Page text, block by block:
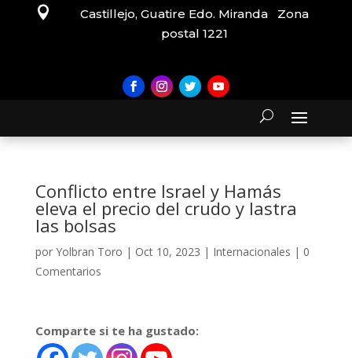

Castillejo, Guatire Edo. Miranda Zona
postal 1221
Conflicto entre Israel y Hamás
eleva el precio del crudo y lastra
las bolsas
por Yolbran Toro | Oct 10, 2023 | Internacionales | 0
Comentarios
Comparte si te ha gustado: